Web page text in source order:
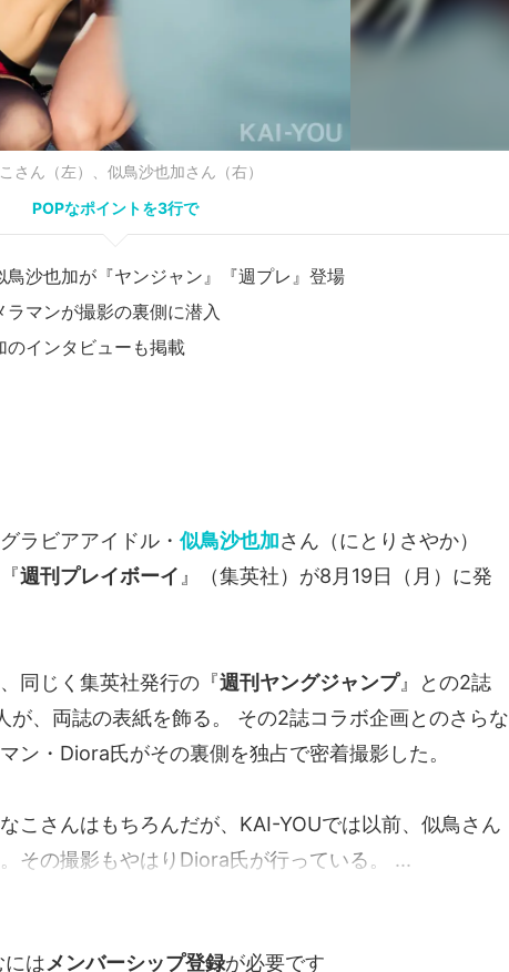
さん（左）、似鳥沙也加さん（右）
POPなポイントを3行で
鳥沙也加が『ヤンジャン』『週プレ』登場
ラマンが撮影の裏側に潜入
のインタビューも掲載
ラビアアイドル・ 似鳥沙也加さん（にとりさやか）
週刊プレイボーイ 』（集英社）が8月19日（月）に発
同じく集英社発行の『週刊ヤングジャンプ』との2誌
が、両誌の表紙を飾る。 その2誌コラボ企画とのさらな
ン・Diora氏がその裏側を独占で密着撮影した。
こさんはもちろんだが、KAI-YOUでは以前、似鳥さん
その撮影もやはりDiora氏が行っている。 ...
にはメンバーシップ登録が必要です